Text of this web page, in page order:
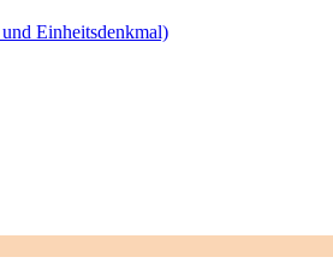
Einheitsdenkmal)